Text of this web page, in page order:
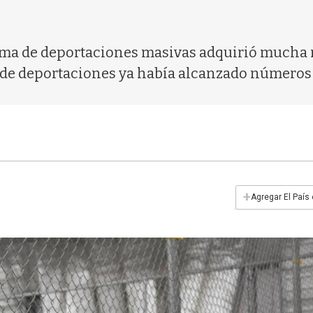
de deportaciones masivas adquirió
deportaciones ya había alcanzado
+Agregar El País